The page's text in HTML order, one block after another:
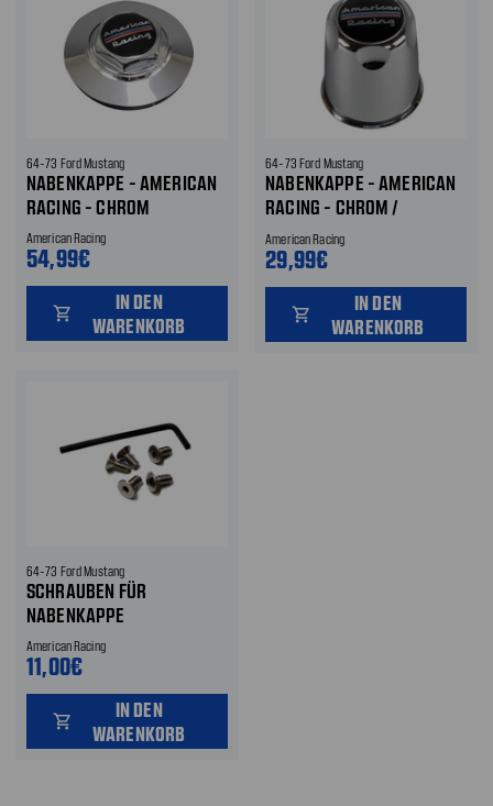
64-73 Ford Mustang
NABENKAPPE - AMERICAN
RACING - CHROM
American Racing
54,99€
shopping_cart
IN DEN
WARENKORB
64-73 Ford Mustang
NABENKAPPE - AMERICAN
RACING - CHROM /
SCHWARZ
American Racing
29,99€
shopping_cart
IN DEN
WARENKORB
64-73 Ford Mustang
SCHRAUBEN FÜR
NABENKAPPE
American Racing
11,00€
shopping_cart
IN DEN
WARENKORB